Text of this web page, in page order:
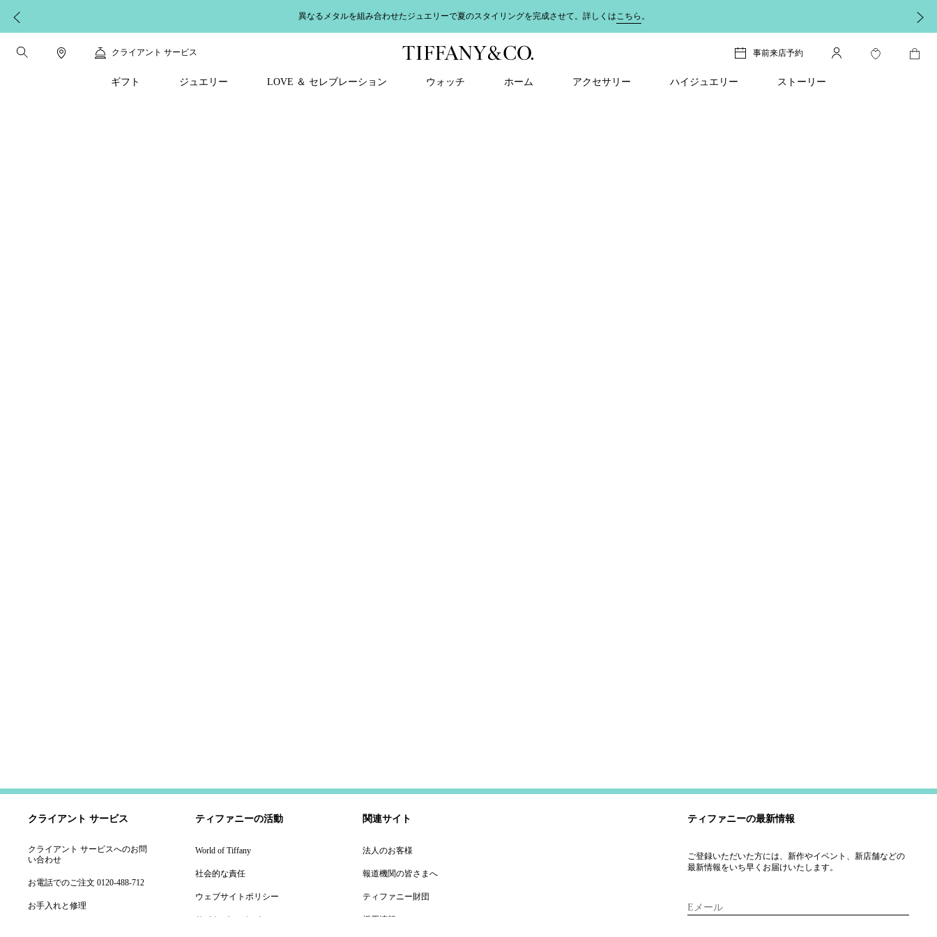
異なるメタルを組み合わせたジュエリーで夏のスタイリングを完成させて。詳しくはこちら 。
クライアント サービス 事前来店予約
ギフト ジュエリー LOVE ＆ セレブレーション ウォッチ ホーム アクセサリー ハイジュエリー ストーリー
クライアント サービス
クライアント サービスへのお問
い合わせ
お電話でのご注文 0120-488-712
お手入れと修理
ティファニーの活動
World of Tiffany
社会的な責任
ウェブサイトポリシー
サイト インデックス
関連サイト
法人のお客様
報道機関の皆さまへ
ティファニー財団
採用情報
ティファニーの最新情報
ご登録いただいた方には、新作やイベント、新店舗などの
最新情報をいち早くお届けいたします。
Eメール